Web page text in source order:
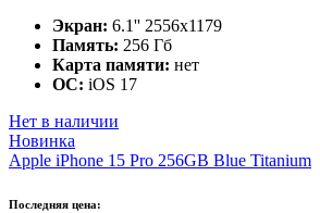
Экран: 6.1'' 2556x1179
Память: 256 Гб
Карта памяти: нет
ОС: iOS 17
Нет в наличии
Новинка
Apple iPhone 15 Pro 256GB Blue Titanium
Последняя цена: